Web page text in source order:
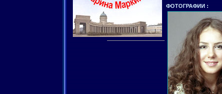
ФОТОГРАФИИ :